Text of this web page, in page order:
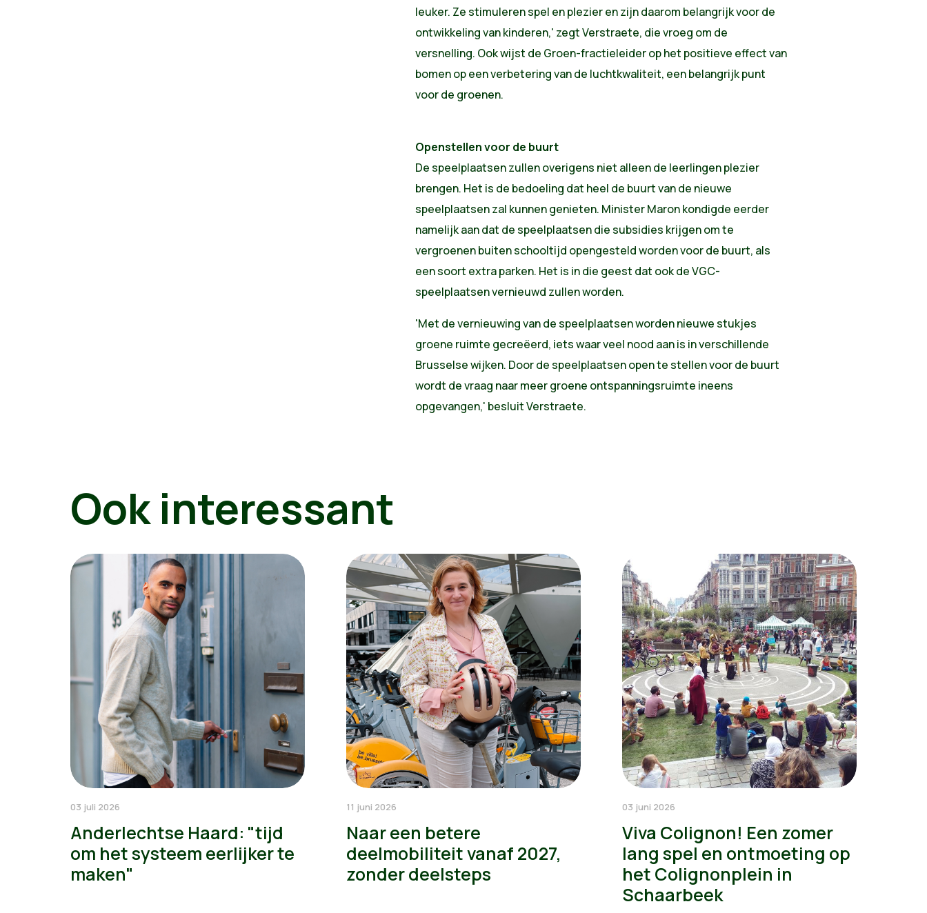
leuker. Ze stimuleren spel en plezier en zijn daarom belangrijk voor de
ontwikkeling van kinderen,' zegt Verstraete, die vroeg om de
versnelling. Ook wijst de Groen-fractieleider op het positieve effect van
bomen op een verbetering van de luchtkwaliteit, een belangrijk punt
voor de groenen.
Openstellen voor de buurt
De speelplaatsen zullen overigens niet alleen de leerlingen plezier
brengen. Het is de bedoeling dat heel de buurt van de nieuwe
speelplaatsen zal kunnen genieten. Minister Maron kondigde eerder
namelijk aan dat de speelplaatsen die subsidies krijgen om te
vergroenen buiten schooltijd opengesteld worden voor de buurt, als
een soort extra parken. Het is in die geest dat ook de VGC-
speelplaatsen vernieuwd zullen worden.
'Met de vernieuwing van de speelplaatsen worden nieuwe stukjes
groene ruimte gecreëerd, iets waar veel nood aan is in verschillende
Brusselse wijken. Door de speelplaatsen open te stellen voor de buurt
wordt de vraag naar meer groene ontspanningsruimte ineens
opgevangen,' besluit Verstraete.
Ook interessant
03 juli 2026
Anderlechtse Haard: "tijd
om het systeem eerlijker te
maken"
11 juni 2026
Naar een betere
deelmobiliteit vanaf 2027,
zonder deelsteps
03 juni 2026
Viva Colignon! Een zomer
lang spel en ontmoeting op
het Colignonplein in
Schaarbeek